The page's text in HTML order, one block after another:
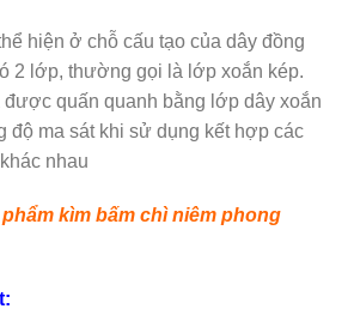
hiện ở chỗ cấu tạo của dây đồng
2 lớp, thường gọi là lớp xoắn kép.
được quấn quanh bằng lớp dây xoắn
độ ma sát khi sử dụng kết hợp các
nhau
kìm bấm chì niêm phong